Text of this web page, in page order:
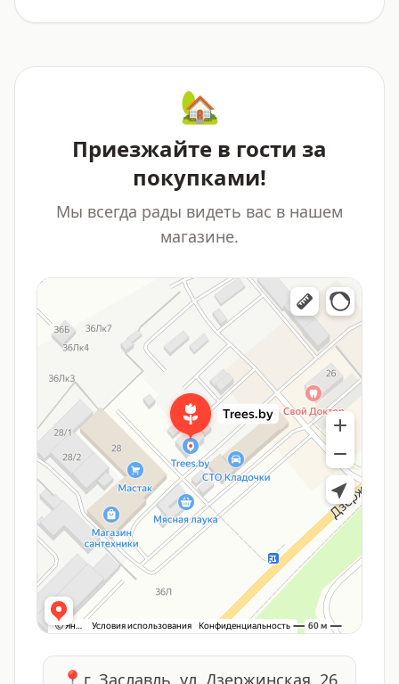
🏡
Приезжайте в гости за
покупками!
Мы всегда рады видеть вас в нашем
магазине.
📍 г. Заславль, ул. Дзержинская, 26